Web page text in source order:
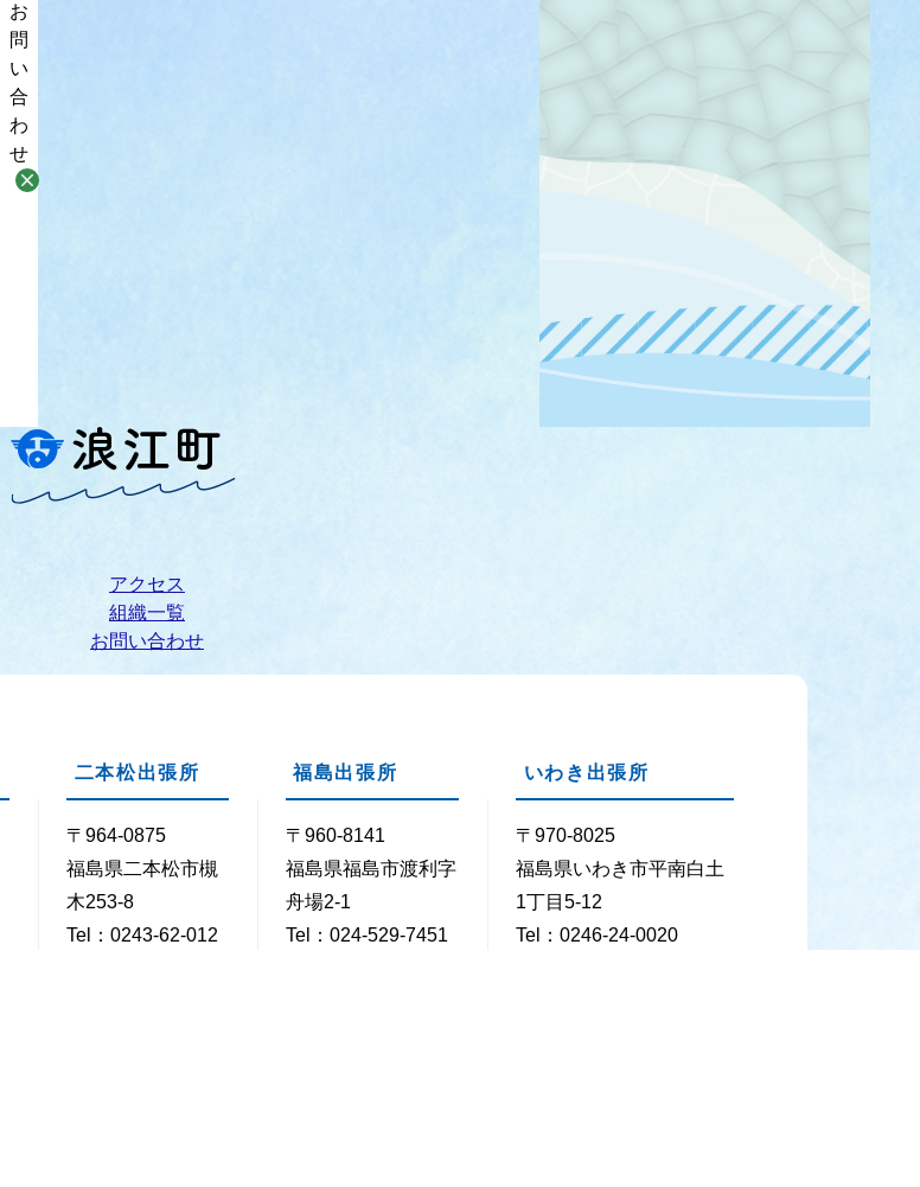
お
問
い
合
わ
せ
アクセス
組織一覧
お問い合わせ
二本松出張所
〒964-0875
福島県二本松市槻
木253-8
Tel：0243-62-012
福島出張所
〒960-8141
福島県福島市渡利字
舟場2-1
Tel：024-529-7451
いわき出張所
〒970-8025
福島県いわき市平南白土
1丁目5-12
Tel：0246-24-0020